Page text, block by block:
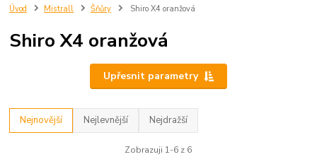
Úvod Mistrall Šňůry Shiro X4 oranžová
Shiro X4 oranžová
Upřesnit parametry
Nejnovější Nejlevnější Nejdražší
Zobrazuji 1-6 z 6